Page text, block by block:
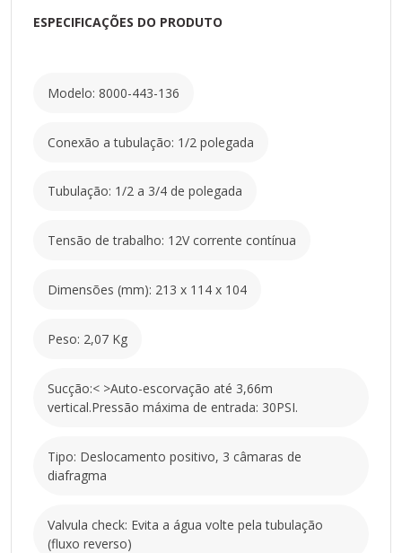
paralelo. Consulte o atendimento técnico da Minha
dos equipamentos.
Modelo: 8000-443-136
Conexão a tubulação: 1/2 polegada
Tensão de trabalho: 12V corrente contínua
Peso: 2,07 Kg
Tipo: Deslocamento positivo, 3 câmaras de
Valvula check: Evita a água volte pela tubulação
(fluxo reverso)
Desligamento da bomba ajustável entre 40PSI e
60PSI
Religamento a 45PSI +/-5PSI
Materiais construtivos:
ESPECIFICAÇÕES DO PRODUTO
Modelo: 8000-443-136
Conexão a tubulação: 1/2 polegada
Tubulação: 1/2 a 3/4 de polegada
Tensão de trabalho: 12V corrente contínua
Dimensões (mm): 213 x 114 x 104
Peso: 2,07 Kg
Sucção:< >Auto-escorvação até 3,66m
vertical.Pressão máxima de entrada: 30PSI.
Tipo: Deslocamento positivo, 3 câmaras de
diafragma
Valvula check: Evita a água volte pela tubulação
(fluxo reverso)